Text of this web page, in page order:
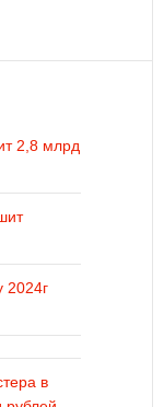
2,8 млрд
2024г
в